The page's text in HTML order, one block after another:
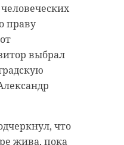
праву
выбрал
что
жива, пока